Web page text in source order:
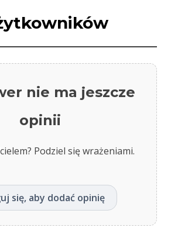
nie ma jeszcze
opinii
Podziel się wrażeniami.
się, aby dodać opinię